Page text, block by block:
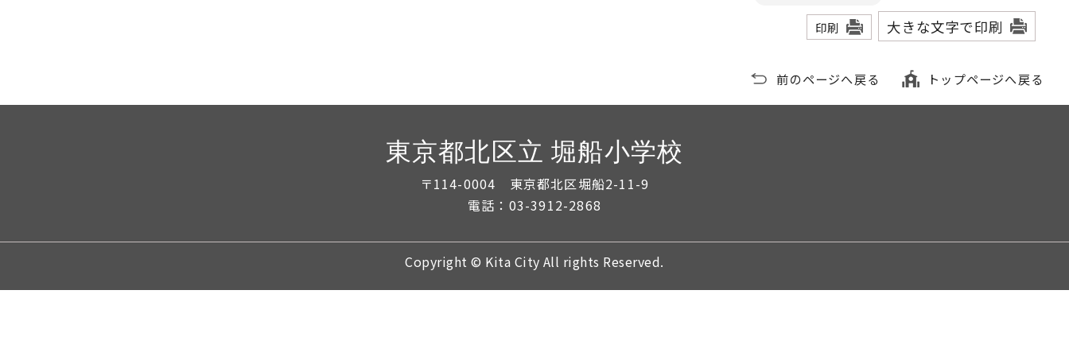
印刷 大きな文字で印刷
前のページへ戻る トップページへ戻る
東京都北区立 堀船小学校
〒114-0004 東京都北区堀船2-11-9
電話：03-3912-2868
Copyright © Kita City All rights Reserved.